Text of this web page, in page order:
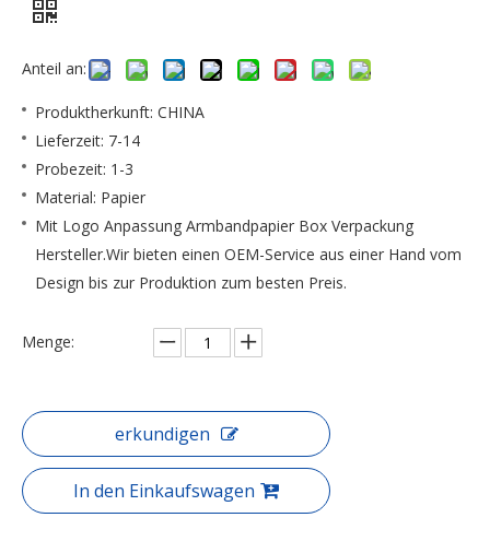
Anteil an:
Produktherkunft: CHINA
Lieferzeit: 7-14
Probezeit: 1-3
Material: Papier
Mit Logo Anpassung Armbandpapier Box Verpackung
Hersteller.Wir bieten einen OEM-Service aus einer Hand vom
Design bis zur Produktion zum besten Preis.
Menge:
erkundigen
In den Einkaufswagen